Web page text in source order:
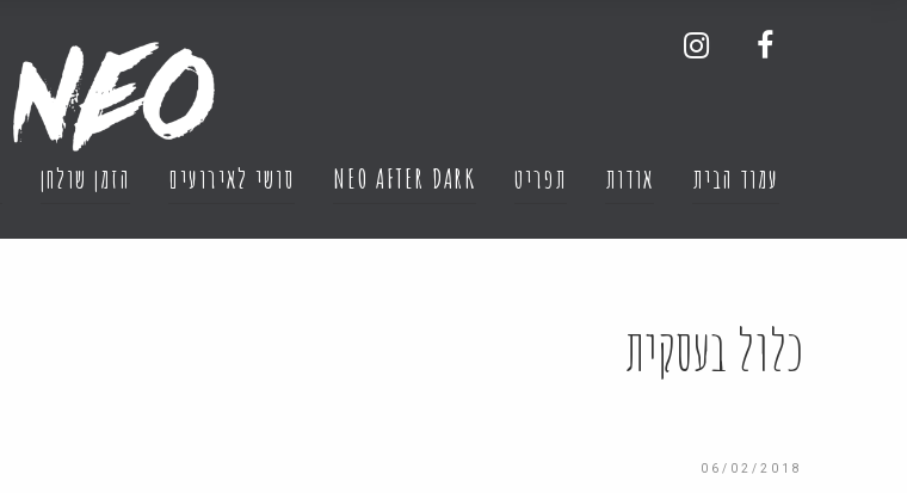
עמוד הבית אודות תפריט NEO AFTER DARK סושי לאירועים הזמן שולחן
כלול בעסקית
06/02/2018